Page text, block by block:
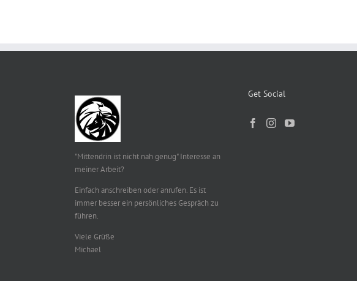
"Mittendrin ist nicht nah genug" Interesse an
meiner Arbeit?
Einfach anschreiben oder anrufen. Es ist
immer besser ein persönliches Gespräch zu
führen.
Viele Grüße
Michael
Get Social